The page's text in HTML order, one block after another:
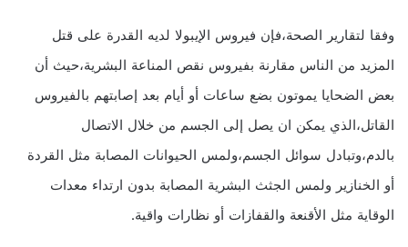
وفقا لتقارير الصحة،فإن فيروس الإيبولا لديه القدرة على قتل
المزيد من الناس مقارنة بفيروس نقص المناعة البشرية،حيث أن
بعض الضحايا يموتون بضع ساعات أو أيام بعد إصابتهم بالفيروس
القاتل،الذي يمكن ان يصل إلى الجسم من خلال الاتصال
بالدم،وتبادل سوائل الجسم،ولمس الحيوانات المصابة مثل القردة
أو الخنازير ولمس الجثث البشرية المصابة بدون ارتداء معدات
الوقاية مثل الأقنعة والقفازات أو نظارات واقية.